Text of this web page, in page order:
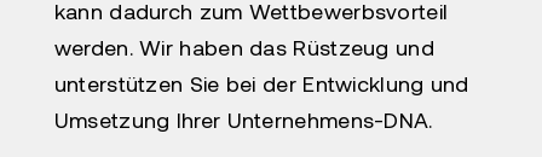
kann dadurch zum Wettbewerbsvorteil
werden. Wir haben das Rüstzeug und
unterstützen Sie bei der Entwicklung und
Umsetzung Ihrer Unternehmens-DNA.